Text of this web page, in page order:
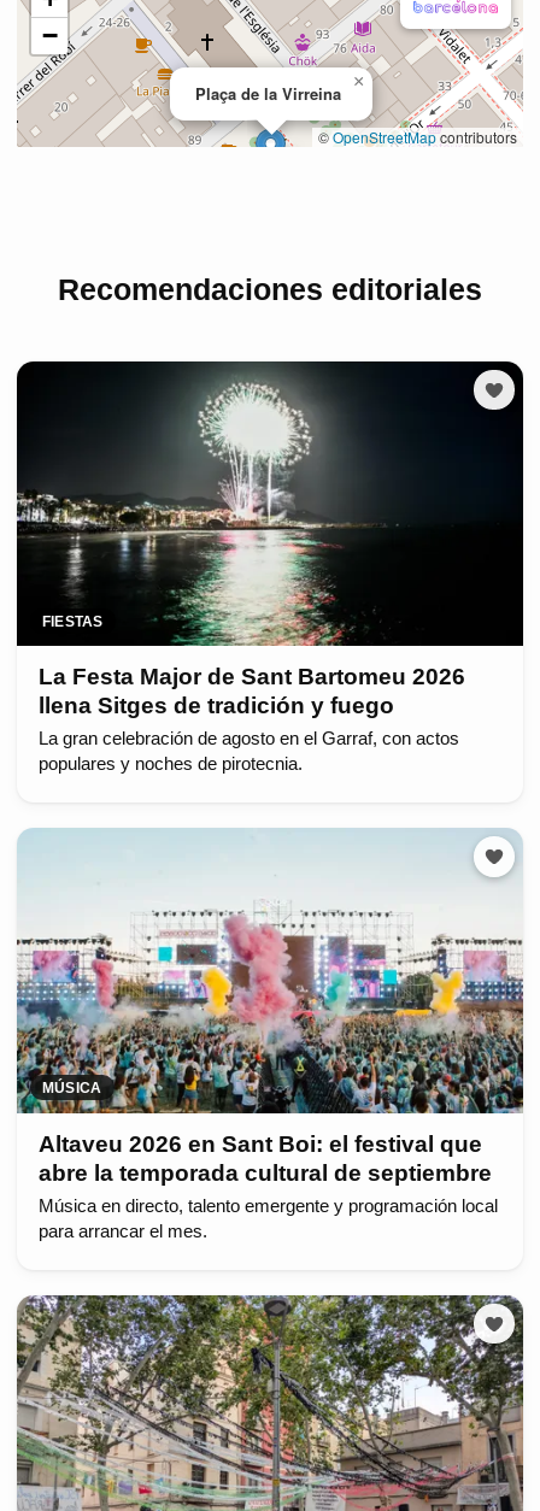
Recomendaciones editoriales
FIESTAS
La Festa Major de Sant Bartomeu 2026
llena Sitges de tradición y fuego
La gran celebración de agosto en el Garraf, con actos
populares y noches de pirotecnia.
MÚSICA
Altaveu 2026 en Sant Boi: el festival que
abre la temporada cultural de septiembre
Música en directo, talento emergente y programación local
para arrancar el mes.